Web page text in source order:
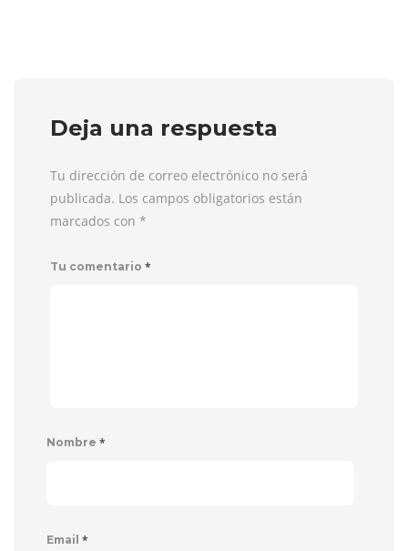
Deja una respuesta
Tu dirección de correo electrónico no será
publicada. Los campos obligatorios están
marcados con *
Tu comentario *
Nombre *
Email *